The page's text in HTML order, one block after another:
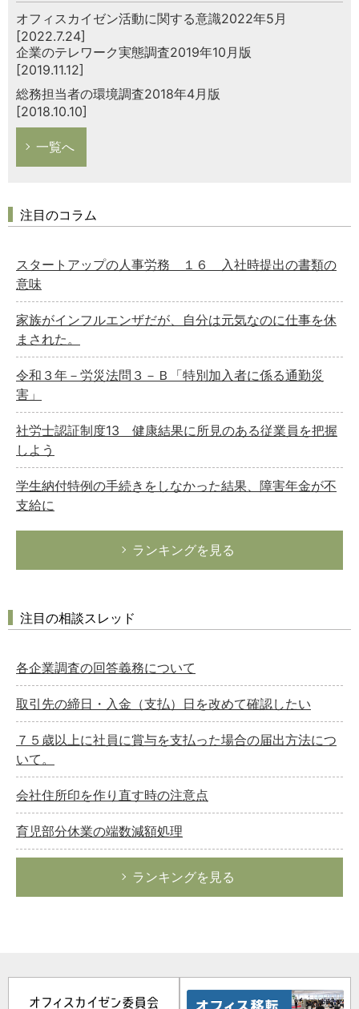
オフィスカイゼン活動に関する意識2022年5月
[2022.7.24]
企業のテレワーク実態調査2019年10月版
[2019.11.12]
総務担当者の環境調査2018年4月版
[2018.10.10]
一覧へ
注目のコラム
スタートアップの人事労務 １６ 入社時提出の書類の
意味
家族がインフルエンザだが、自分は元気なのに仕事を休
まされた。
令和３年－労災法問３－Ｂ「特別加入者に係る通勤災
害」
社労士認証制度13 健康結果に所見のある従業員を把握
しよう
学生納付特例の手続きをしなかった結果、障害年金が不
支給に
ランキングを見る
注目の相談スレッド
各企業調査の回答義務について
取引先の締日・入金（支払）日を改めて確認したい
７５歳以上に社員に賞与を支払った場合の届出方法につ
いて。
会社住所印を作り直す時の注意点
育児部分休業の端数減額処理
ランキングを見る